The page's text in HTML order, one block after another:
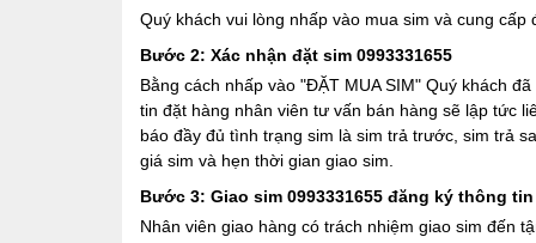
Quý khách vui lòng nhấp vào mua sim và cung
Bước 2: Xác nhận đặt sim 0993331655
Bằng cách nhấp vào "ĐẶT MUA SIM" Quý khách
tin đặt hàng nhân viên tư vấn bán hàng sẽ lập tức
báo đầy đủ tình trạng sim là sim trả trước, sim trả
giá sim và hẹn thời gian giao sim.
Bước 3: Giao sim 0993331655 đăng ký thông
Nhân viên giao hàng có trách nhiệm giao sim đến